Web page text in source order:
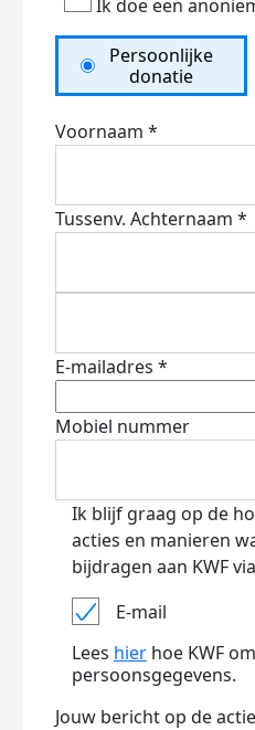
Ik doe een
Persoonlijke
donatie
Voornaam *
Tussenv. Achternaam *
E-mailadres *
Mobiel nummer
Ik blijf graag op de
acties en manieren
bijdragen aan KWF
E-mail
Lees hier hoe KWF
persoonsgegevens.
Jouw bericht op de